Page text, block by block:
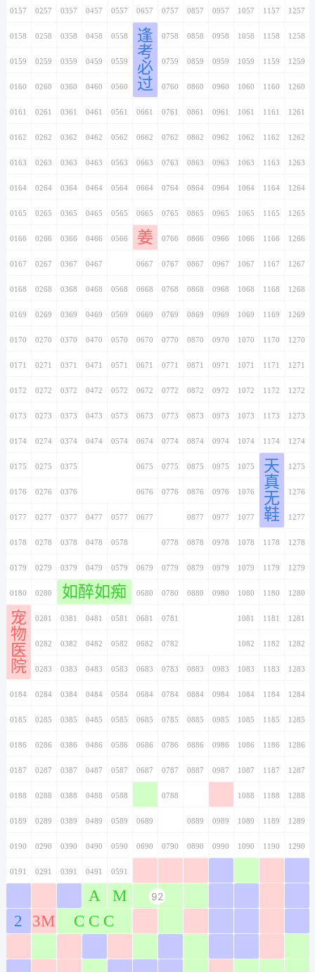
0157 0257 0357 0457 0557 0657 0757 0857 0957 1057 1157 1257
0158 0258 0358 0458 0558 0658
逢
考
必
过
0758 0858 0958 1058 1158 1258
0159 0259 0359 0459 0559 0659 0759 0859 0959 1059 1159 1259
0160 0260 0360 0460 0560 0660 0760 0860 0960 1060 1160 1260
0161 0261 0361 0461 0561 0661 0761 0861 0961 1061 1161 1261
0162 0262 0362 0462 0562 0662 0762 0862 0962 1062 1162 1262
0163 0263 0363 0463 0563 0663 0763 0863 0963 1063 1163 1263
0164 0264 0364 0464 0564 0664 0764 0864 0964 1064 1164 1264
0165 0265 0365 0465 0565 0665 0765 0865 0965 1065 1165 1265
0166 0266 0366 0466 0566 0666
姜 0766 0866 0966 1066 1166 1266
0167 0267 0367 0467 0667 0767 0867 0967 1067 1167 1267
0168 0268 0368 0468 0568 0668 0768 0868 0968 1068 1168 1268
0169 0269 0369 0469 0569 0669 0769 0869 0969 1069 1169 1269
0170 0270 0370 0470 0570 0670 0770 0870 0970 1070 1170 1270
0171 0271 0371 0471 0571 0671 0771 0871 0971 1071 1171 1271
0172 0272 0372 0472 0572 0672 0772 0872 0972 1072 1172 1272
0173 0273 0373 0473 0573 0673 0773 0873 0973 1073 1173 1273
0174 0274 0374 0474 0574 0674 0774 0874 0974 1074 1174 1274
0175 0275 0375 0675 0775 0875 0975 1075 1175
天
真
无
鞋
1275
0176 0276 0376 0676 0776 0876 0976 1076 1176 1276
0177 0277 0377 0477 0577 0677 0877 0977 1077 1177 1277
0178 0278 0378 0478 0578 0778 0878 0978 1078 1178 1278
0179 0279 0379 0479 0579 0679 0779 0879 0979 1079 1179 1279
0180 0280 0380
如醉如痴
0480 0580 0680 0780 0880 0980 1080 1180 1280
0181
宠
物
医
院
0281 0381 0481 0581 0681 0781 1081 1181 1281
0182 0282 0382 0482 0582 0682 0782 1082 1182 1282
0183 0283 0383 0483 0583 0683 0783 0883 0983 1083 1183 1283
0184 0284 0384 0484 0584 0684 0784 0884 0984 1084 1184 1284
0185 0285 0385 0485 0585 0685 0785 0885 0985 1085 1185 1285
0186 0286 0386 0486 0586 0686 0786 0886 0986 1086 1186 1286
0187 0287 0387 0487 0587 0687 0787 0887 0987 1087 1187 1287
0188 0288 0388 0488 0588 0788 1088 1188 1288
0189 0289 0389 0489 0589 0689 0889 0989 1089 1189 1289
0190 0290 0390 0490 0590 0690 0790 0890 0990 1090 1190 1290
0191 0291 0391 0491 0591
0492
A 0592
M 0692920792
0193
2 0293
3M 0393C C C
0493 0593